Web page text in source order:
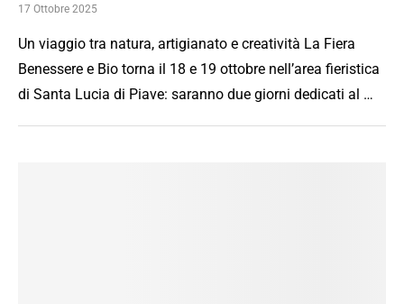
17 Ottobre 2025
Un viaggio tra natura, artigianato e creatività La Fiera
Benessere e Bio torna il 18 e 19 ottobre nell’area fieristica
di Santa Lucia di Piave: saranno due giorni dedicati al …